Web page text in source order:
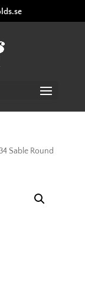
Sable Round